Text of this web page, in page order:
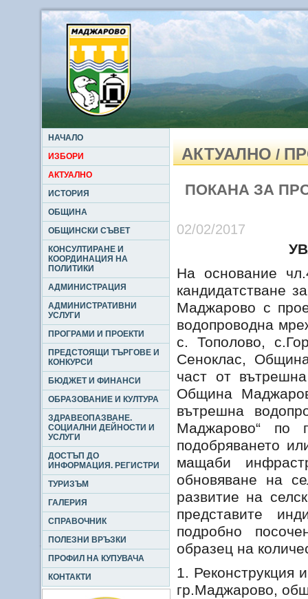
НАЧАЛО
ИЗБОРИ
АКТУАЛНО
ИСТОРИЯ
ОБЩИНА
ОБЩИНСКИ СЪВЕТ
КОНСУЛТИРАНЕ И
КООРДИНАЦИЯ НА
ПОЛИТИКИ
АДМИНИСТРАЦИЯ
АДМИНИСТРАТИВНИ
УСЛУГИ
ПРОГРАМИ И ПРОЕКТИ
ПРЕДСТОЯЩИ ТЪРГОВЕ И
КОНКУРСИ
БЮДЖЕТ И ФИНАНСИ
ОБРАЗОВАНИЕ И КУЛТУРА
ЗДРАВЕОПАЗВАНЕ.
СОЦИАЛНИ ДЕЙНОСТИ И
УСЛУГИ
ДОСТЪП ДО
ИНФОРМАЦИЯ. РЕГИСТРИ
ТУРИЗЪМ
ГАЛЕРИЯ
СПРАВОЧНИК
ПОЛЕЗНИ ВРЪЗКИ
ПРОФИЛ НА КУПУВАЧА
КОНТАКТИ
АКТУАЛНО/
ПОКАНА ЗА
02/02/2017
На основание
кандидатстване
Маджарово с
водопроводна
с. Тополово,
Сеноклас,
част от
Община
вътрешна
Маджарово“ по
подобряването
мащаби
обновяване на
развитие на
представите
подробно
образец на
1. Реконструкция
гр.Маджарово,